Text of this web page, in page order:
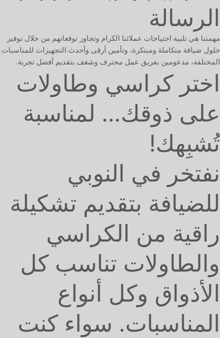
الرسالة
مهمتنا هي تلبية احتياجات عملائنا الكرام وتجاوز توقعاتهم من خلال توفير
حلول ضيافة متكاملة ومبتكرة، وتأمين أرقى وأحدث التجهيزات للمناسبات
المختلفة، مدعومين بفريق عمل محترف وشغف بتقديم أفضل تجربة.
اختر كراسي وطاولات
على ذوقك… لمناسبة
تُشبِهك!
نفتخر في النوبي
للضيافة بتقديم تشكيلة
راقية من الكراسي
والطاولات تناسب كل
الأذواق وكل أنواع
المناسبات. سواء كنت